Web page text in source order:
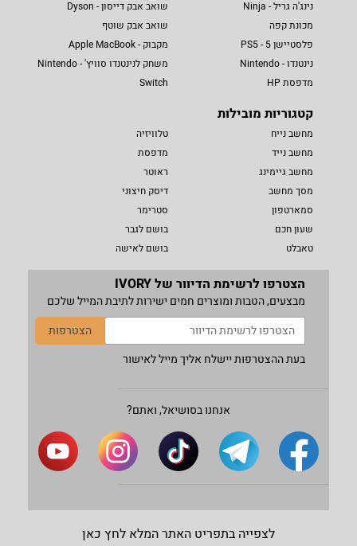
נינג'ה גריל - Ninja
מכונת קפה
פלסטיישן 5 - PS5
נינטנדו - Nintendo
מדפסת HP
שואב אבק דייסון - Dyson
שואב אבק שוטף
מקבוק - Apple MacBook
משחק לנינטנדו סוויץ' - Nintendo
Switch
קטגוריות מובילות
מחשב נייח
מחשב נייד
מחשב גיימינג
מסך מחשב
סמארטפון
שעון חכם
טאבלט
טלוויזיה
מדפסת
ראוטר
דיסק חיצוני
סטרימר
בושם לגבר
בושם לאישה
הצטרפו לרשימת הדיוור של IVORY
מבצעים, הטבות ומוצרים חמים ישירות לתיבת המייל שלכם
הצטרפות
בעת ההצטרפות יישלח אליך מייל לאישור
אנחנו בסושיאל, ואתם?
לצפייה בתפריט האתר המלא לחץ כאן